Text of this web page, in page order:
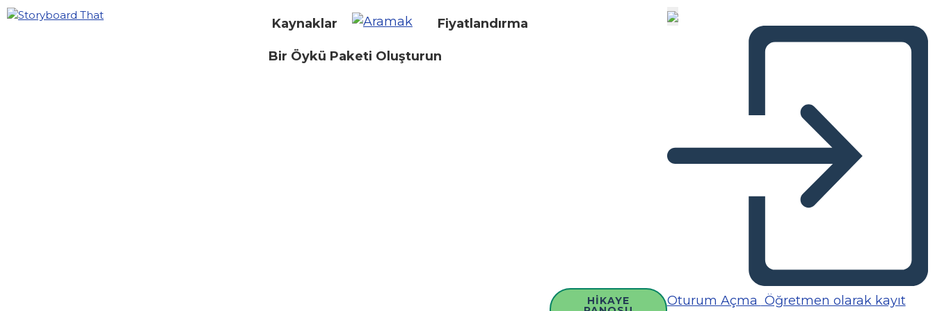
Kaynaklar Fiyatlandırma
Bir Öykü Paketi Oluşturun
HIKAYE Oturum Açma Öğretmen olarak kayıt